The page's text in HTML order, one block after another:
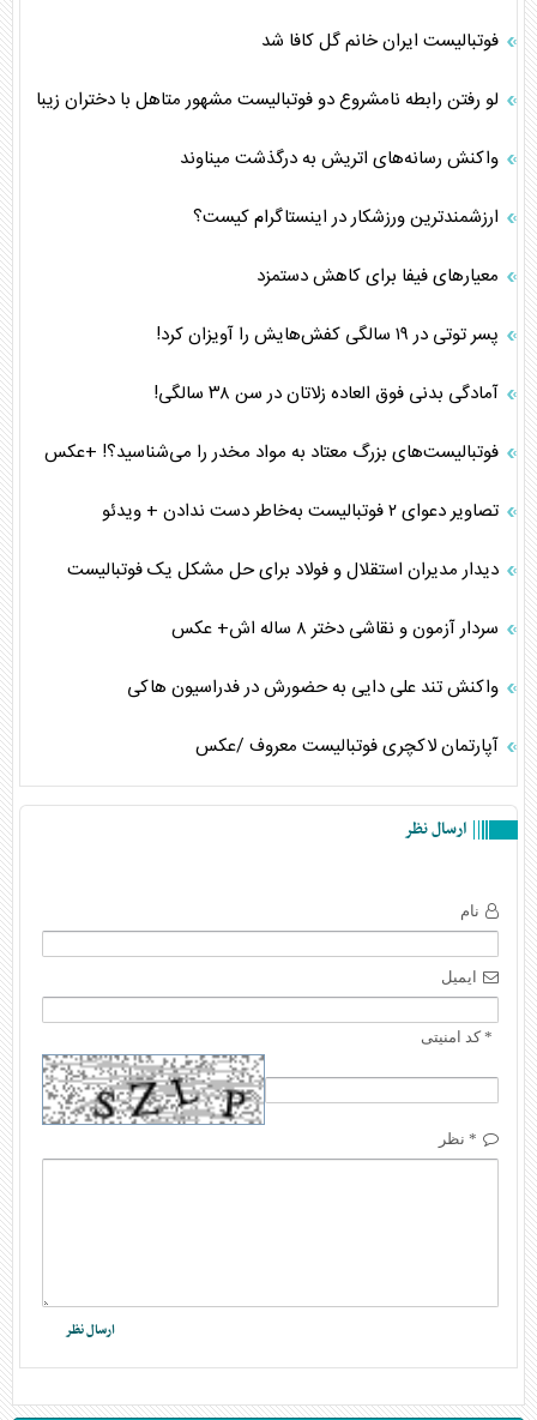
فوتبالیست ایران خانم گل کافا شد
لو رفتن رابطه نامشروع دو فوتبالیست مشهور متاهل با دختران زیبا
واکنش رسانه‌های اتریش به درگذشت میناوند
ارزشمندترین ورزشکار در اینستاگرام کیست؟
معیار‌های فیفا برای کاهش دستمزد
پسر توتی در ۱۹ سالگی کفش‌هایش را آویزان کرد!
آمادگی بدنی فوق العاده زلاتان در سن ۳۸ سالگی!
فوتبالیست‌های بزرگ معتاد به مواد مخدر را می‌شناسید؟! +عکس
تصاویر دعوای ۲ فوتبالیست به‌خاطر دست ندادن + ویدئو
دیدار مدیران استقلال و فولاد برای حل مشکل یک فوتبالیست
سردار آزمون و نقاشی دختر ۸ ساله اش+ عکس
واکنش تند علی دایی به حضورش در فدراسیون هاکی
آپارتمان لاکچری فوتبالیست معروف /عکس
ارسال نظر
نام
ایمیل
* کد امنیتی
* نظر